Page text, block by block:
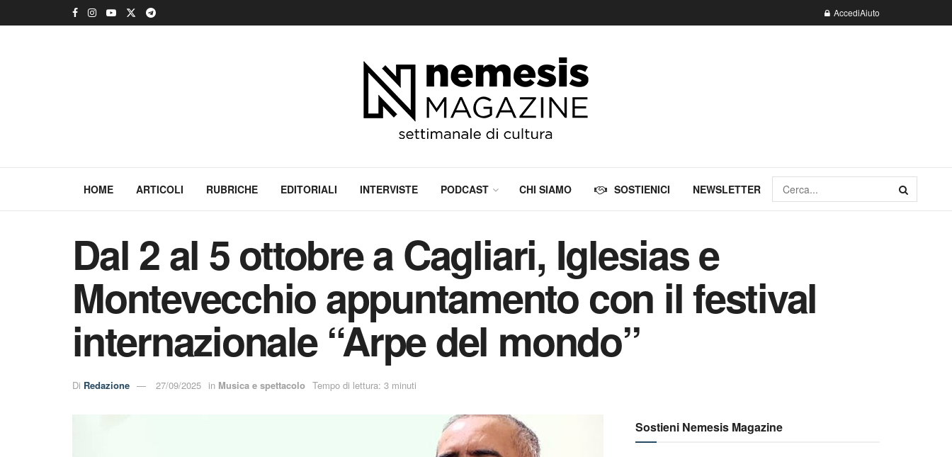
AccediAiuto
HOME ARTICOLI RUBRICHE EDITORIALI INTERVISTE PODCAST CHI SIAMO SOSTIENICI NEWSLETTER
Dal 2 al 5 ottobre a Cagliari, Iglesias e
Montevecchio appuntamento con il festival
internazionale “Arpe del mondo”
Di Redazione 27/09/2025 in Musica e spettacolo Tempo di lettura: 3 minuti
Sostieni Nemesis Magazine